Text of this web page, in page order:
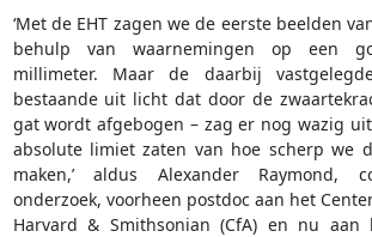
‘Met de EHT zagen we de eerste beelden
behulp van waarnemingen op een
millimeter. Maar de daarbij
bestaande uit licht dat door de
gat wordt afgebogen – zag er nog wazig
absolute limiet zaten van hoe scherp we
maken,’ aldus Alexander Raymond,
onderzoek, voorheen postdoc aan het
Harvard & Smithsonian (CfA) en nu aan